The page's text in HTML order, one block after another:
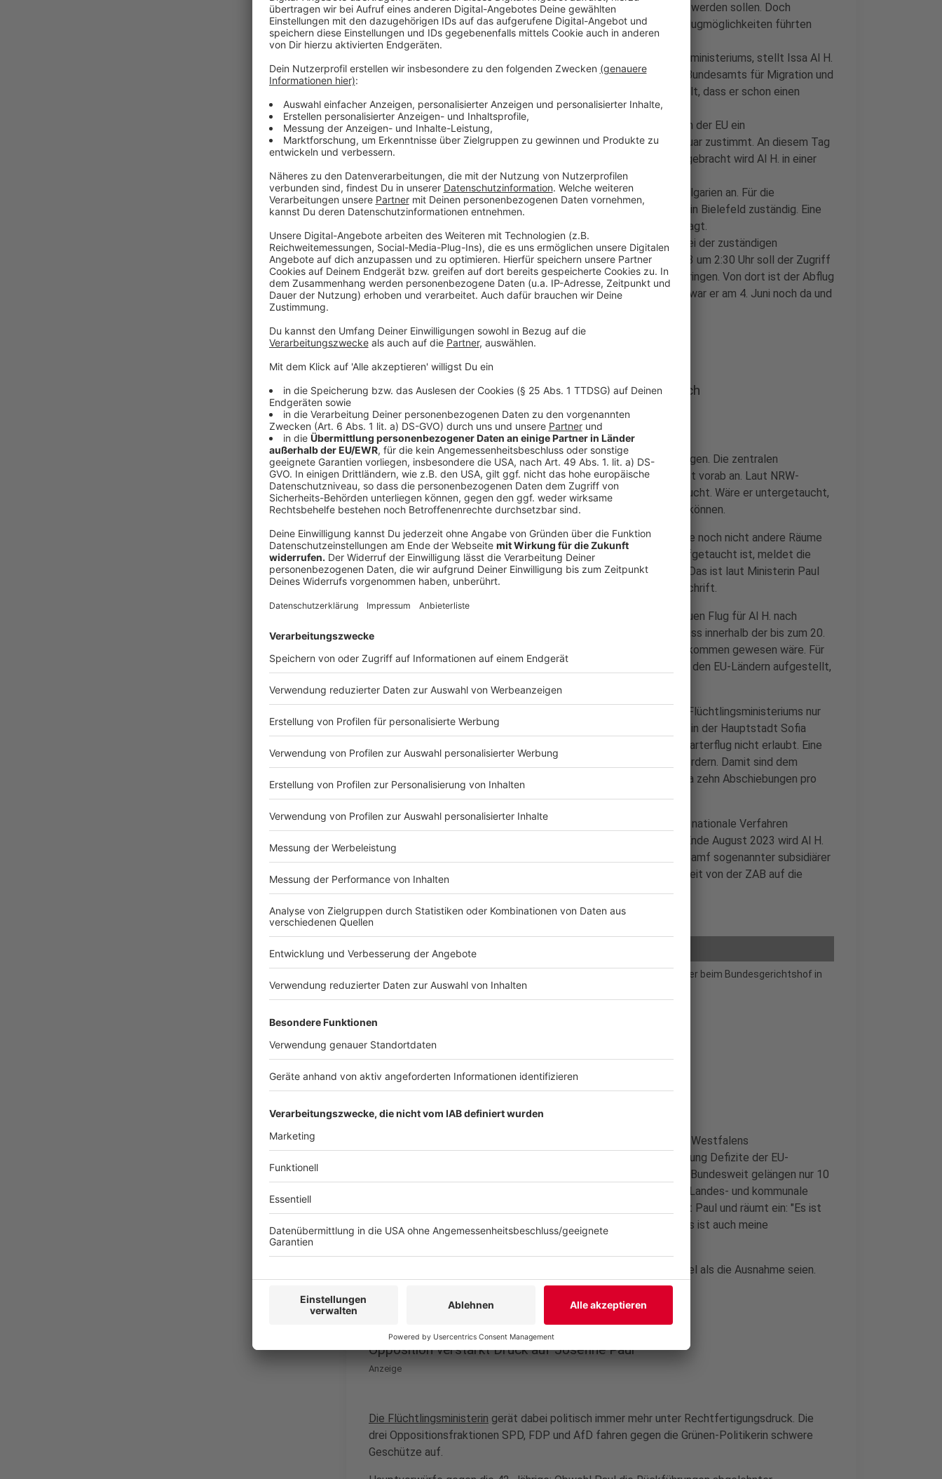
vergangenes Jahr aus Deutschland nach Bulgarien überstellt werden sollen. Doch
Behördenversäumnisse auf mehreren Ebenen und fehlende Flugmöglichkeiten führten
dazu, dass er im Land blieb.
Laut einer Übersicht des nordrhein-westfälischen Flüchtlingsministeriums, stellt Issa Al H.
Ende Januar 2023 einen Asylantrag bei der Außenstelle des Bundesamts für Migration und
Flüchtlinge - kurz "Bamf" - in Bielefeld. Dabei wird festgestellt, dass er schon einen
Antrag in Bulgarien gestellt hatte.
Am 7. Februar 2024 stellt das Bamf gemäß der Dublin-Regeln der EU ein
Übernahmeersuchen an Bulgarien, dem Bulgarien am 20. Februar zustimmt. An diesem Tag
beginnt eine sechsmonatige Frist für die Rückführung. Untergebracht wird Al H. in einer
Notunterkunft des Landes in Paderborn.
Am 16. März 2023 ordnet das Bamf die Überstellung nach Bulgarien an. Für die
Durchführung ist die Zentrale Ausländerbehörde - kurz ZAB - in Bielefeld zuständig. Eine
ZAB arbeitet für das Land NRW, wird aber vom Bamf beauftragt.
Am 21. März 2023 meldet die ZAB den Flug nach Bulgarien bei der zuständigen
Zentralstelle für Flugabschiebungen NRW an. Am 5. Juni 2023 um 2:30 Uhr soll der Zugriff
in der Notunterkunft erfolgen, um Al H. nach Düsseldorf zu bringen. Von dort ist der Abflug
um 7:20 Uhr geplant. Doch Al H. ist nicht anzutreffen - dabei war er am 4. Juni noch da und
Anzeige
Solingen-Attentäter: Kein weiterer Rückführungsversuch
Anzeige
Ob er gewarnt wurde, ist nach derzeitigem Stand unmöglich zu sagen. Die zentralen
Ausländerbehörden kündigen Überstellungen laut Ministerium nicht vorab an. Laut NRW-
Flüchtlingsministerin Josefine Paul war der Mann nicht untergetaucht. Wäre er untergetaucht,
hättedas Bamfdie Überstellungsfrist auf 18 Monate verlängern können.
Die Behördenvertreter durften 2023 nach damaliger Gesetzeslage noch nicht andere Räume
der Flüchtlingsunterkunft durchsuchen. Dass Issa Al H. wieder aufgetaucht ist, meldet die
Leitung der Notunterkunft Paderborn nicht an dieZAB Bielefeld
. Das ist laut Ministerin Paul
zwar ein Versäumnis, aber es gab auch keine entsprechende Vorschrift.
Die ZAB wiederum unternimmt keinen weiteren Versuch, einen neuen Flug für Al H. nach
Bulgarien anzumelden. Möglicherweise ging die ZAB davon aus, dass innerhalb der bis zum 20.
August laufende Rückführungsfrist sowieso kein Flug mehr zu bekommen gewesen wäre. Für
die Rückführungen gelten strenge Regeln. Sie werden jeweils von den EU-Ländern aufgestellt,
in die die abgelehnten Asylbewerber überstellt werden sollen.
Im Fall Bulgarien dürfen Abschiebeflüge nach Angaben des NRW-Flüchtlingsministeriums nur
von Montag bis Donnerstag zwischen 9 und 14 Uhr ausschließlich in der Hauptstadt Sofia
landen. Eine Überstellung auf dem Landweg ist ebenso wie ein Charterflug nicht erlaubt. Eine
Airline darf maximal zwei abzuschiebende Personen pro Flug befördern. Damit sind dem
Ministerium zufolge für alle 16 Bundesländer theoretisch nur etwa zehn Abschiebungen pro
Woche nach Bulgarien möglich.
Issa Al H. wird nach Ablauf der Sechs-Monats-Frist vom Bamf ins nationale Verfahren
übernommen, das heißt, sein Asylantrag wird vom Bamf geprüft. Ende August 2023 wird Al H.
nach Solingen überwiesen. Am 13. Dezember wird ihm durch das Bamf sogenannter subsidiärer
Schutz zuerkannt. Damit geht die ausländerrechtliche Zuständigkeit von der ZAB auf die
kommunale Ausländerbehörde über.
Anzeige
picture alliance/dpa | Uli Deck
Der mutmaßliche Terrorattentäter Issa Al H. auf dem Weg zum Richter beim Bundesgerichtshof in
Karlsruhe
Anzeige
Ministerin spricht von Fehlern im System
Anzeige
In einer Sondersitzung im Düsseldorfer Landtag macht Nordrhein-Westfalens
für die gescheiterte Abschiebung Defizite der EU-
Vorschriften und ein "fehleranfälliges System" mitverantwortlich. Bundesweit gelängen nur 10
bis 15 Prozent der sogenannten Dublin-Überstellungen. Bundes-, Landes- und kommunale
Behörden hätten täglich mit ähnlich gelagerten Fällen zu tun, sagt Paul und räumt ein: "Es ist
unsere Verantwortung, jetzt aufzuklären und aufzuarbeiten, und es ist auch meine
Tatsache sei, dass fehlgeschlagene Überstellungen eher die Regel als die Ausnahme seien.
Opposition verstärkt Druck auf Josefine Paul
Anzeige
Die Flüchtlingsministerin gerät dabei politisch immer mehr unter Rechtfertigungsdruck. Die
drei Oppositionsfraktionen SPD, FDP und AfD fahren gegen die Grünen-Politikerin schwere
Geschütze auf.